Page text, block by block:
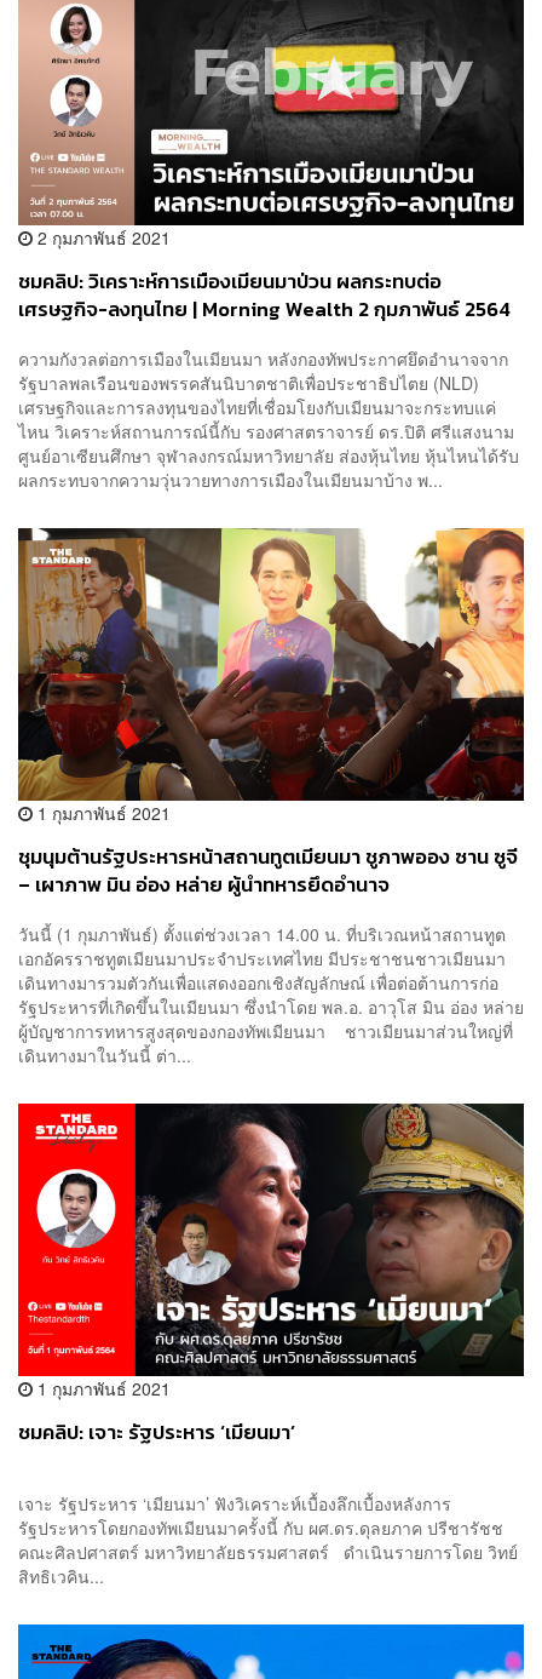
2 กุมภาพันธ์ 2021
ชมคลิป: วิเคราะห์การเมืองเมียนมาป่วน ผลกระทบต่อ
เศรษฐกิจ-ลงทุนไทย | Morning Wealth 2 กุมภาพันธ์ 2564
ความกังวลต่อการเมืองในเมียนมา หลังกองทัพประกาศยึดอำนาจจาก
รัฐบาลพลเรือนของพรรคสันนิบาตชาติเพื่อประชาธิปไตย (NLD)
เศรษฐกิจและการลงทุนของไทยที่เชื่อมโยงกับเมียนมาจะกระทบแค่
ไหน วิเคราะห์สถานการณ์นี้กับ รองศาสตราจารย์ ดร.ปิติ ศรีแสงนาม
ศูนย์อาเซียนศึกษา จุฬาลงกรณ์มหาวิทยาลัย ส่องหุ้นไทย หุ้นไหนได้รับ
ผลกระทบจากความวุ่นวายทางการเมืองในเมียนมาบ้าง พ...
1 กุมภาพันธ์ 2021
ชุมนุมต้านรัฐประหารหน้าสถานทูตเมียนมา ชูภาพออง ซาน ซูจี
– เผาภาพ มิน อ่อง หล่าย ผู้นำทหารยึดอำนาจ
วันนี้ (1 กุมภาพันธ์) ตั้งแต่ช่วงเวลา 14.00 น. ที่บริเวณหน้าสถานทูต
เอกอัครราชทูตเมียนมาประจำประเทศไทย มีประชาชนชาวเมียนมา
เดินทางมารวมตัวกันเพื่อแสดงออกเชิงสัญลักษณ์ เพื่อต่อต้านการก่อ
รัฐประหารที่เกิดขึ้นในเมียนมา ซึ่งนำโดย พล.อ. อาวุโส มิน อ่อง หล่าย
ผู้บัญชาการทหารสูงสุดของกองทัพเมียนมา ชาวเมียนมาส่วนใหญ่ที่
เดินทางมาในวันนี้ ต่า...
1 กุมภาพันธ์ 2021
ชมคลิป: เจาะ รัฐประหาร ‘เมียนมา’
เจาะ รัฐประหาร ‘เมียนมา’ ฟังวิเคราะห์เบื้องลึกเบื้องหลังการ
รัฐประหารโดยกองทัพเมียนมาครั้งนี้ กับ ผศ.ดร.ดุลยภาค ปรีชารัชช
คณะศิลปศาสตร์ มหาวิทยาลัยธรรมศาสตร์ ดำเนินรายการโดย วิทย์
สิทธิเวคิน...